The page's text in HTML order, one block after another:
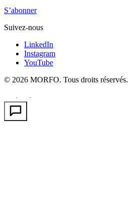
S’abonner
Suivez-nous
LinkedIn
Instagram
YouTube
© 2026 MORFO. Tous droits réservés.
· ·